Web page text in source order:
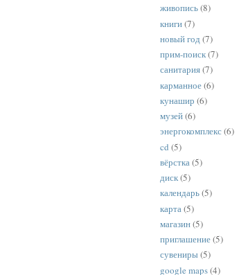
живопись(8)
книги(7)
новый год (7)
прим-поиск(7)
санитария(7)
карманное(6)
кунашир (6)
музей(6)
энергокомплекс(6)
cd (5)
вёрстка(5)
диск(5)
календарь(5)
карта(5)
магазин(5)
приглашение(5)
сувениры(5)
google maps(4)